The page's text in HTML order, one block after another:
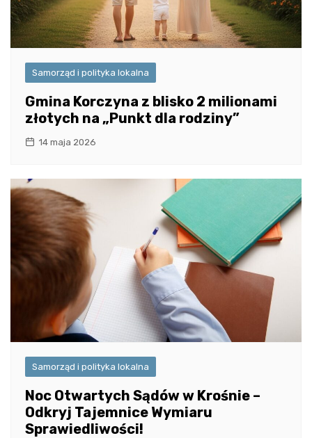
Samorząd i polityka lokalna
Gmina Korczyna z blisko 2 milionami
złotych na „Punkt dla rodziny”
14 maja 2026
Samorząd i polityka lokalna
Noc Otwartych Sądów w Krośnie –
Odkryj Tajemnice Wymiaru
Sprawiedliwości!